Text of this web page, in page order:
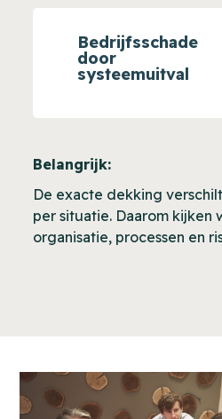
Bedrijfsschade
door
systeemuitval
Belangrijk:
De exacte dekking
per situatie. Daarom kijken
organisatie, processen en